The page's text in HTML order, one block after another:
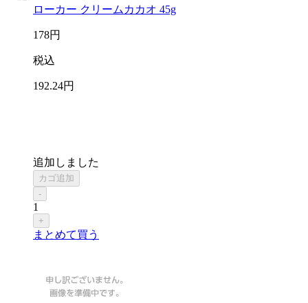
ローカー クリームカカオ 45g
178円
税込
192.24円
追加しました
カゴ追加
-
1
+
まとめて買う